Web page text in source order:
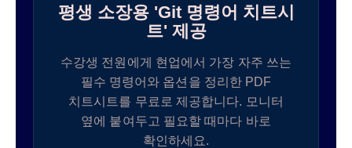
평생 소장용 'Git 명령어 치트시
트' 제공
수강생 전원에게 현업에서 가장 자주 쓰는
필수 명령어와 옵션을 정리한 PDF
치트시트를 무료로 제공합니다. 모니터
옆에 붙여두고 필요할 때마다 바로
확인하세요.